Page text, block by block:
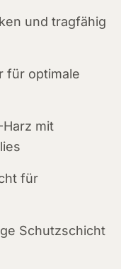
und tragfähig
für optimale
Harz mit
für
Schutzschicht